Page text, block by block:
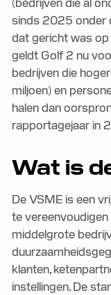
(bedrijven die al
sinds 2025 onder
dat gericht was
geldt Golf 2 nu
bedrijven die
miljoen) en
halen dan
rapportagejaar in
Wat is
De VSME is een
te
middelgrote
klanten,
instellingen. De